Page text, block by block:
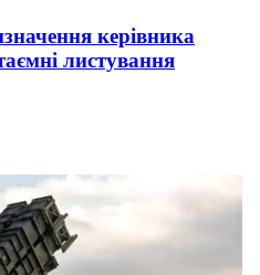
керівника
листування